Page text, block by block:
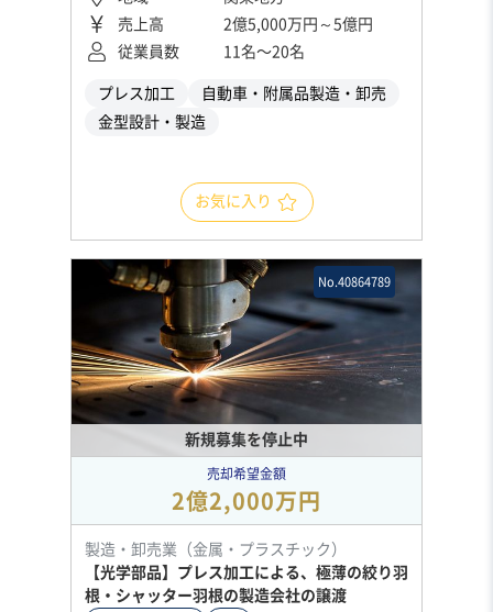
売上高
2億5,000万円～5億円
従業員数
11名〜20名
プレス加工
自動車・附属品製造・卸売
金型設計・製造
お気に入り
新規募集を停止中
No.40864789
売却希望金額
2億2,000万円
製造・卸売業（金属・プラスチック）
【光学部品】プレス加工による、極薄の絞り羽
根・シャッター羽根の製造会社の譲渡